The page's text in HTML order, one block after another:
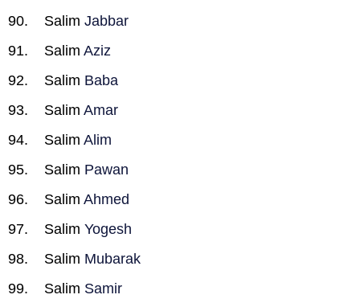
Salim Jabbar
Salim Aziz
Salim Baba
Salim Amar
Salim Alim
Salim Pawan
Salim Ahmed
Salim Yogesh
Salim Mubarak
Salim Samir